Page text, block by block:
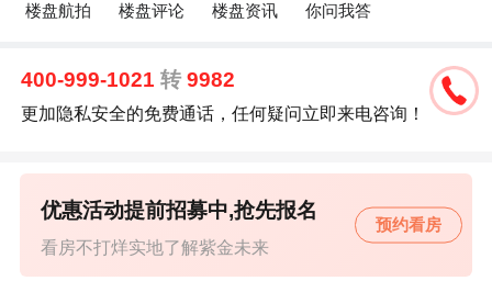
楼盘航拍 楼盘评论 楼盘资讯 你问我答
400-999-1021转 9982
更加隐私安全的免费通话，任何疑问立即来电咨询！
看房不打烊实地了解紫金未来
优惠活动提前招募中,抢先报名
预约看房